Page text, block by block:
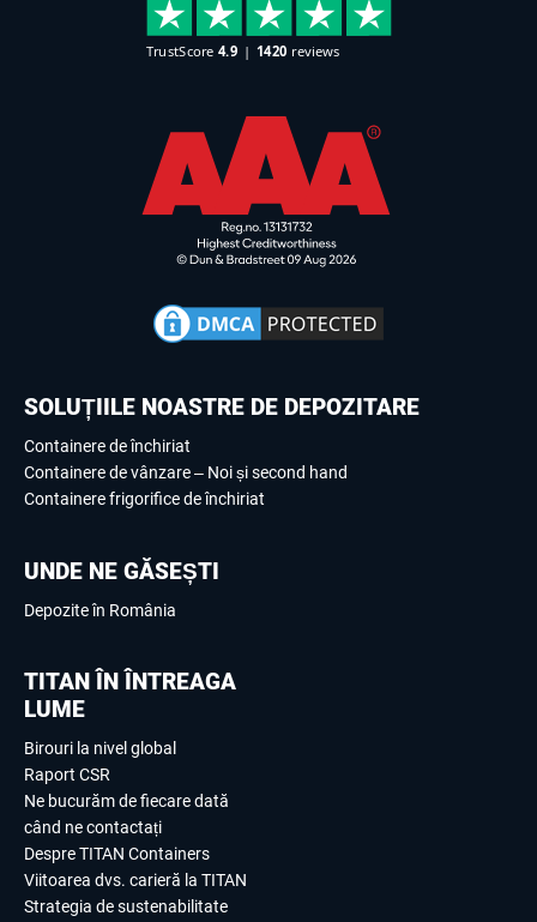
SOLUȚIILE NOASTRE DE DEPOZITARE
Containere de închiriat
Containere de vânzare – Noi și second hand
Containere frigorifice de închiriat
UNDE NE GĂSEȘTI
Depozite în România
TITAN ÎN ÎNTREAGA
LUME
Birouri la nivel global
Raport CSR
Ne bucurăm de fiecare dată
când ne contactați
Despre TITAN Containers
Viitoarea dvs. carieră la TITAN
Strategia de sustenabilitate